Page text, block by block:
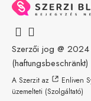
Szerzői jog @ 2024
(haftungsbeschränkt)
A Szerzit az
Enliven
üzemelteti (Szolgáltató)